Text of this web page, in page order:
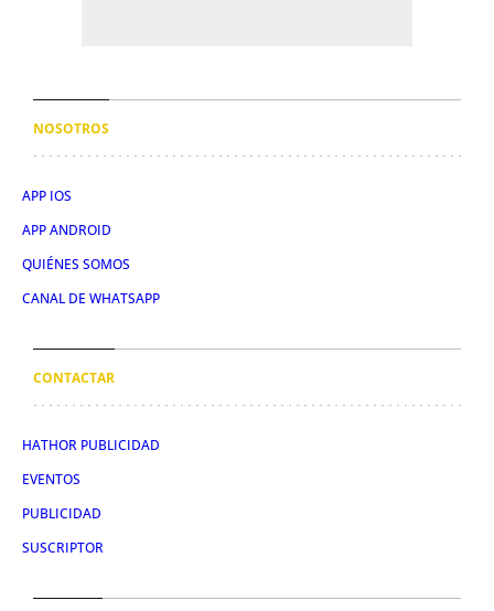
NOSOTROS
APP IOS
APP ANDROID
QUIÉNES SOMOS
CANAL DE WHATSAPP
CONTACTAR
HATHOR PUBLICIDAD
EVENTOS
PUBLICIDAD
SUSCRIPTOR